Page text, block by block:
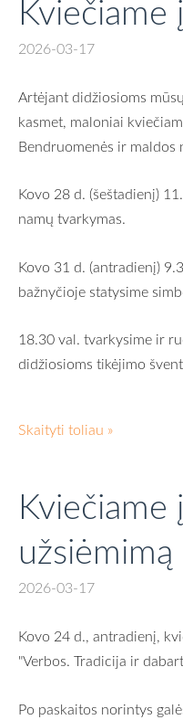
Kviečiame
2026-03-17
Artėjant didžiosioms
kasmet, maloniai
Bendruomenės ir maldos
Kovo 28 d. (šeštadienį)
namų tvarkymas.
Kovo 31 d. (antradienį)
bažnyčioje statysime
18.30 val. tvarkysime ir
didžiosioms tikėjimo
Skaityti toliau »
Kviečiame
užsiėmimą
2026-03-17
Kovo 24 d., antradienį,
"Verbos. Tradicija ir
Po paskaitos norintys